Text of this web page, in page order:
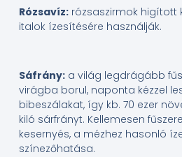
Rózsavíz:rózsaszirmok higított
italok ízesítésére használják.
Sáfrány:a világ legdrágább
virágba borul, naponta kézzel
bibeszálakat, így kb. 70 ezer
kiló sárfrányt. Kellemesen
kesernyés, a mézhez hasonló
színezőhatása.